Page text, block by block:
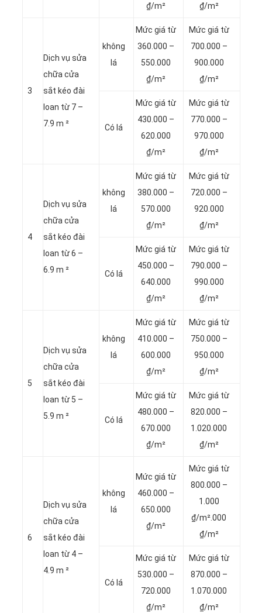
₫/m²
₫/m²
3
Dịch vụ sửa
chữa cửa
sắt kéo đài
loan từ 7 –
7.9 m ²
không
lá
Mức giá từ
360.000 –
550.000
₫/m²
Mức giá từ
700.000 –
900.000
₫/m²
Có lá
Mức giá từ
430.000 –
620.000
₫/m²
Mức giá từ
770.000 –
970.000
₫/m²
4
Dịch vụ sửa
chữa cửa
sắt kéo đài
loan từ 6 –
6.9 m ²
không
lá
Mức giá từ
380.000 –
570.000
₫/m²
Mức giá từ
720.000 –
920.000
₫/m²
Có lá
Mức giá từ
450.000 –
640.000
₫/m²
Mức giá từ
790.000 –
990.000
₫/m²
5
Dịch vụ sửa
chữa cửa
sắt kéo đài
loan từ 5 –
5.9 m ²
không
lá
Mức giá từ
410.000 –
600.000
₫/m²
Mức giá từ
750.000 –
950.000
₫/m²
Có lá
Mức giá từ
480.000 –
670.000
₫/m²
Mức giá từ
820.000 –
1.020.000
₫/m²
6
Dịch vụ sửa
chữa cửa
sắt kéo đài
loan từ 4 –
4.9 m ²
không
lá
Mức giá từ
460.000 –
650.000
₫/m²
Mức giá từ
800.000 –
1.000
₫/m².000
₫/m²
Có lá
Mức giá từ
530.000 –
720.000
₫/m²
Mức giá từ
870.000 –
1.070.000
₫/m²